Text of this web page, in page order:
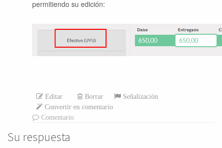
permitiendo su edición:
Editar Borrar
Señalización
Convertir en comentario
Comentario
Su respuesta